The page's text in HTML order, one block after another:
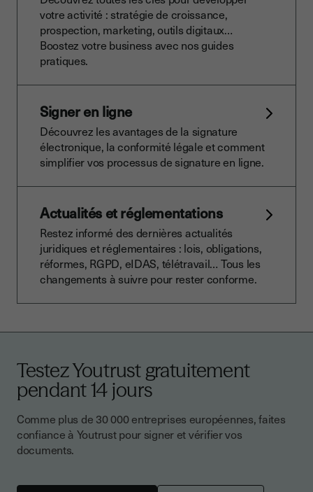
votre activité : stratégie de croissance,
prospection, marketing, outils digitaux…
Boostez votre business avec nos guides
pratiques.
Signer en ligne
Découvrez les avantages de la signature
électronique, la conformité légale et comment
simplifier vos processus de signature en ligne.
Actualités et réglementations
Restez informé des dernières actualités
juridiques et réglementaires : lois, obligations,
réformes, RGPD, eIDAS, télétravail… Tous les
changements à suivre pour rester conforme.
Testez Youtrust gratuitement
pendant 14 jours
Comme plus de 30 000 entreprises européennes, faites
confiance à Youtrust pour signer et vérifier vos
documents.